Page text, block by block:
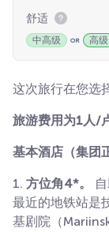
舒适
中高级 高级
这次旅行在您选
旅游费用为1人/
基本酒店（集团
1. 方位角4*。
最近的地铁站是
基剧院（